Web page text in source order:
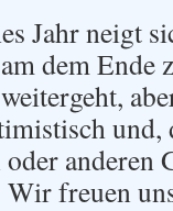
Jahr neigt
dem Ende
und,
anderen
Wir freuen